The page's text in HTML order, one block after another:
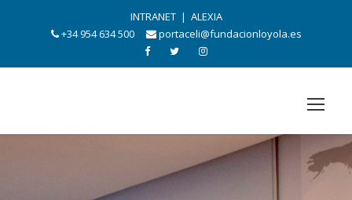
INTRANET| ALEXIA
+34 954 634 500
portaceli@fundacionloyola.es